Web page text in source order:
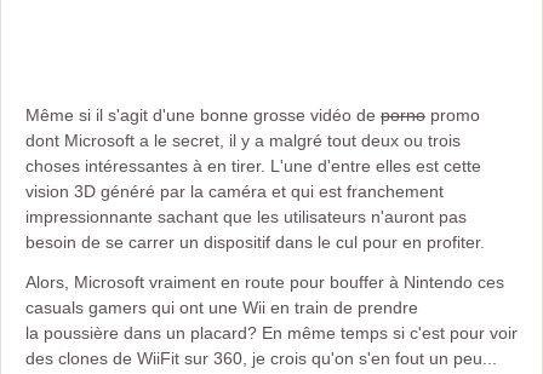
Même si il s'agit d'une bonne grosse vidéo de porno promo
dont Microsoft a le secret, il y a malgré tout deux ou trois
choses intéressantes à en tirer. L'une d'entre elles est cette
vision 3D généré par la caméra et qui est franchement
impressionnante sachant que les utilisateurs n'auront pas
besoin de se carrer un dispositif dans le cul pour en profiter.
Alors, Microsoft vraiment en route pour bouffer à Nintendo ces
casuals gamers qui ont une Wii en train de prendre
la poussière dans un placard? En même temps si c'est pour voir
des clones de WiiFit sur 360, je crois qu'on s'en fout un peu...